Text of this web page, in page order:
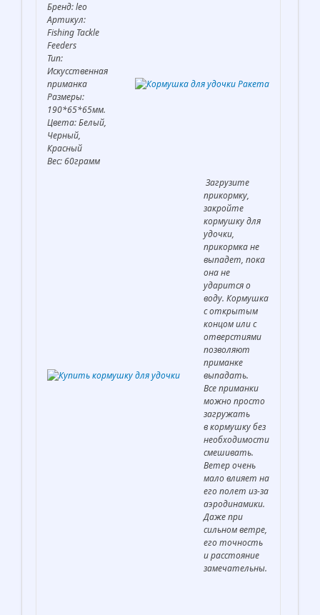
Бренд: leo
Артикул:
Fishing Tackle
Feeders
Тип:
Искусственная
приманка
Размеры:
190*65*65мм.
Цвета: Белый,
Черный,
Красный
Вес: 60грамм
Загрузите
прикормку,
закройте
кормушку для
удочки,
прикормка не
выпадет, пока
она не
ударится о
воду. Кормушка
с открытым
концом или с
отверстиями
позволяют
приманке
выпадать.
Все приманки
можно просто
загружать
в кормушку без
необходимости
смешивать.
Ветер очень
мало влияет на
его полет из-за
аэродинамики.
Даже при
сильном ветре,
его точность
и расстояние
замечательны.